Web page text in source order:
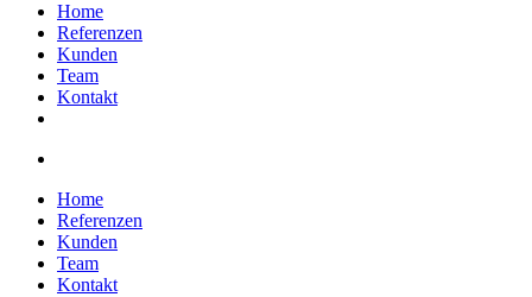
Home
Referenzen
Kunden
Team
Kontakt
Home
Referenzen
Kunden
Team
Kontakt